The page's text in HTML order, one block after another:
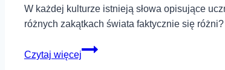
W każdej kulturze istnieją słowa opisujące
różnych zakątkach świata faktycznie się
Czytaj więcej
Nerd